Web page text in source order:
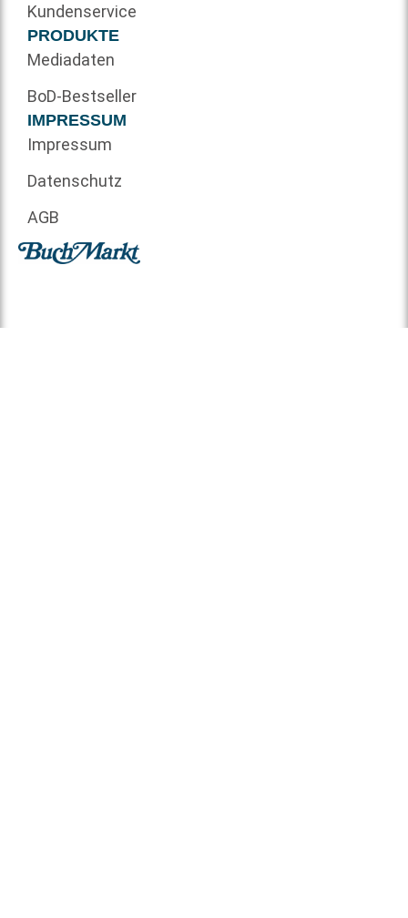
Kundenservice
PRODUKTE
Mediadaten
BoD-Bestseller
IMPRESSUM
Impressum
Datenschutz
AGB